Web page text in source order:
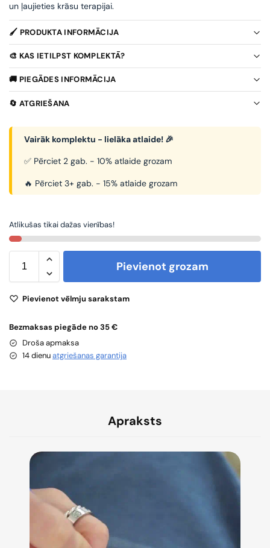
un ļaujieties krāsu terapijai.
🖌️ PRODUKTA INFORMĀCIJA
🎨 KAS IETILPST KOMPLEKTĀ?
🚚 PIEGĀDES INFORMĀCIJA
🔄 ATGRIEŠANA
Vairāk komplektu - lielāka atlaide! 🎉
✅ Pērciet 2 gab. - 10% atlaide grozam
🔥 Pērciet 3+ gab. - 15% atlaide grozam
Atlikušas tikai dažas vienības!
Pievienot grozam
Pievienot vēlmju sarakstam
Bezmaksas piegāde no 35 €
Droša apmaksa
14 dienuatgriešanas garantija
Apraksts